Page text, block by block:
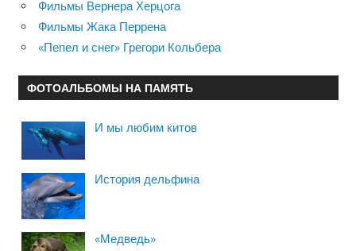
Фильмы Вернера Херцога
Фильмы Жака Перрена
«Пепел и снег» Грегори Кольбера
ФОТОАЛЬБОМЫ НА ПАМЯТЬ
И мы любим китов
История дельфина
«Медведь»